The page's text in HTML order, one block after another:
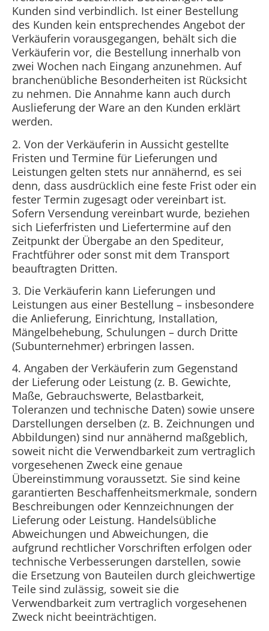
Kunden sind verbindlich. Ist einer Bestellung
des Kunden kein entsprechendes Angebot der
Verkäuferin vorausgegangen, behält sich die
Verkäuferin vor, die Bestellung innerhalb von
zwei Wochen nach Eingang anzunehmen. Auf
branchenübliche Besonderheiten ist Rücksicht
zu nehmen. Die Annahme kann auch durch
Auslieferung der Ware an den Kunden erklärt
werden.
2. Von der Verkäuferin in Aussicht gestellte
Fristen und Termine für Lieferungen und
Leistungen gelten stets nur annähernd, es sei
denn, dass ausdrücklich eine feste Frist oder ein
fester Termin zugesagt oder vereinbart ist.
Sofern Versendung vereinbart wurde, beziehen
sich Lieferfristen und Liefertermine auf den
Zeitpunkt der Übergabe an den Spediteur,
Frachtführer oder sonst mit dem Transport
beauftragten Dritten.
3. Die Verkäuferin kann Lieferungen und
Leistungen aus einer Bestellung – insbesondere
die Anlieferung, Einrichtung, Installation,
Mängelbehebung, Schulungen – durch Dritte
(Subunternehmer) erbringen lassen.
4. Angaben der Verkäuferin zum Gegenstand
der Lieferung oder Leistung (z. B. Gewichte,
Maße, Gebrauchswerte, Belastbarkeit,
Toleranzen und technische Daten) sowie unsere
Darstellungen derselben (z. B. Zeichnungen und
Abbildungen) sind nur annähernd maßgeblich,
soweit nicht die Verwendbarkeit zum vertraglich
vorgesehenen Zweck eine genaue
Übereinstimmung voraussetzt. Sie sind keine
garantierten Beschaffenheitsmerkmale, sondern
Beschreibungen oder Kennzeichnungen der
Lieferung oder Leistung. Handelsübliche
Abweichungen und Abweichungen, die
aufgrund rechtlicher Vorschriften erfolgen oder
technische Verbesserungen darstellen, sowie
die Ersetzung von Bauteilen durch gleichwertige
Teile sind zulässig, soweit sie die
Verwendbarkeit zum vertraglich vorgesehenen
Zweck nicht beeinträchtigen.